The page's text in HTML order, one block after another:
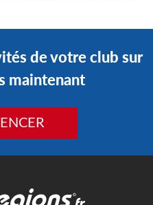
de votre club sur
maintenant